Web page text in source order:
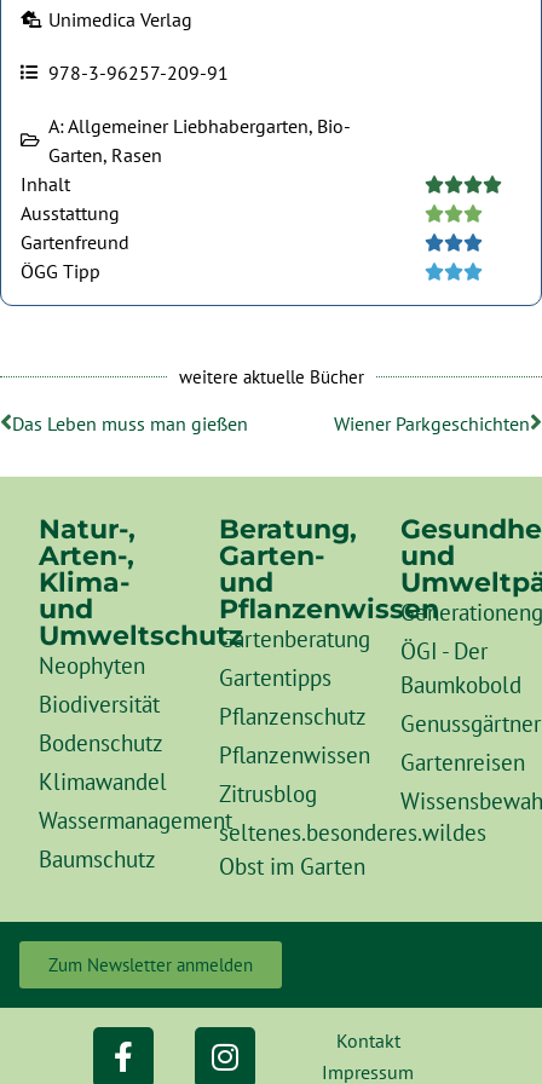
Unimedica Verlag
978-3-96257-209-91
A: Allgemeiner Liebhabergarten, Bio-
Garten, Rasen
Inhalt

Ausstattung 
Gartenfreund 
ÖGG Tipp 
weitere aktuelle Bücher
Das Leben muss man gießen Wiener Parkgeschichten
Natur-,
Arten-,
Klima-
und
Umweltschutz
Neophyten
Biodiversität
Bodenschutz
Klimawandel
Wassermanagement
Baumschutz
Beratung,
Garten-
und
Pflanzenwissen
Gartenberatung
Gartentipps
Pflanzenschutz
Pflanzenwissen
Zitrusblog
seltenes.besonderes.wildes
Obst im Garten
und
ÖGI - Der
Baumkobold
Gartenreisen
Zum Newsletter anmelden
Kontakt
Impressum